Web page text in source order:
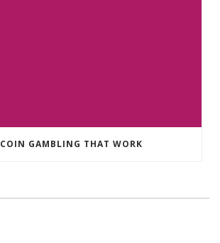
GAMBLING THAT WORK